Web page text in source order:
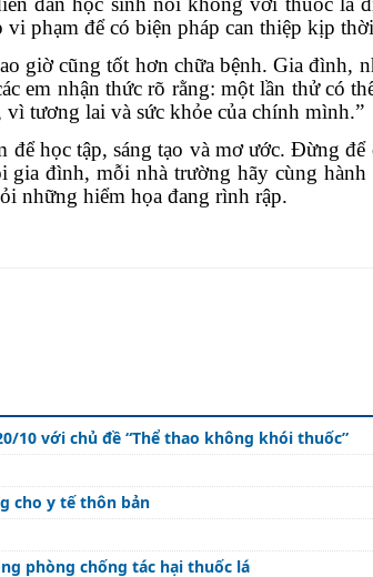
phạm để có biện pháp can thiệp kịp
giờ cũng tốt hơn chữa bệnh.Gia đình,
em nhận thức rõ rằng: một lần thử có
tương lai và sức khỏe của chính mình.”
học tập, sáng tạo và mơ ước. Đừng để
đình, mỗi nhà trường hãy cùng hành
những hiểm họa đang rình rập.
10 với chủ đề “Thể thao không khói thuốc”
cho y tế thôn bản
phòng chống tác hại thuốc lá